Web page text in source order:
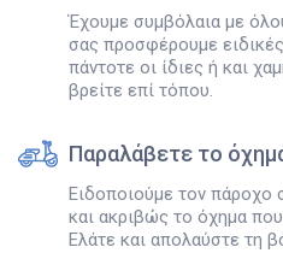
Έχουμε συμβόλαια με
σας προσφέρουμε ειδικές
πάντοτε οι ίδιες ή και
βρείτε επί τόπου.
Παραλάβετε το
Ειδοποιούμε τον πάροχο
και ακριβώς το όχημα
Ελάτε και απολαύστε τη